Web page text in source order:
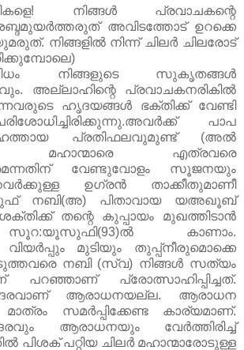
നിങ്ങൾ പ്രവാചകന്റെ
അവിടത്തോട്‌ ഉറക്കെ
നിങ്ങളിൽ നിന്ന് ചിലർ ചിലരോട്‌
നിങ്ങളുടെ സുകൃതങ്ങൾ
അല്ലാഹിന്റെ പ്രവാചകനരികിൽ
ഹൃദയങ്ങൾ ഭക്തിക്ക്‌ വേണ്ടി
പാപ
പ്രതിഫലവുമുണ്ട്‌ (അൽ
മഹാന്മാരെ എത്രവരെ
വേണ്ടുവോളം സൂജനയും
ഉഗ്രൻ താക്കീതുമാണീ
നബി(അ) പിതാവായ യഅഖൂബ്‌
തന്റെ കുപ്പായം മുഖത്തിടാൻ
കാണാം.
മുടിയും തുപ്പ്നീരുമൊക്കെ
നബി (സ്വ) നിങ്ങൾ സത്യം
പറഞ്ഞാണ്‌ പ്രോത്സാഹിപ്പിച്ചത്‌.
ആരാധനയല്ല. ആരാധന
സമർപ്പിക്കേണ്ട കാര്യമാണ്‌.
ആരാധനയും വേർത്തിരിച്ച്‌
പിശക്‌ പറ്റിയ ചിലർ മഹാന്മാരോടുള്ള